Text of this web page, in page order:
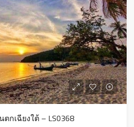
กเฉียงใต้ – LS0368